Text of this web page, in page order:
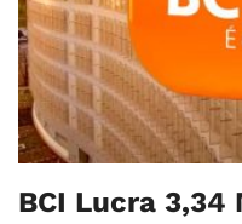
BCI Lucra 3,34